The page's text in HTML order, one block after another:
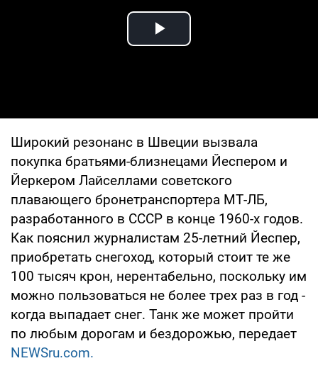
Play Video
Широкий резонанс в Швеции вызвала
покупка братьями-близнецами Йеспером и
Йеркером Лайселлами советского
плавающего бронетранспортера МТ-ЛБ,
разработанного в СССР в конце 1960-х годов.
Как пояснил журналистам 25-летний Йеспер,
приобретать снегоход, который стоит те же
100 тысяч крон, нерентабельно, поскольку им
можно пользоваться не более трех раз в год -
когда выпадает снег. Танк же может пройти
по любым дорогам и бездорожью, передает
NEWSru.com.